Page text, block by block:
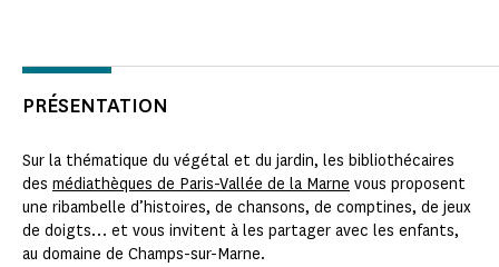
PRÉSENTATION
Sur la thématique du végétal et du jardin, les bibliothécaires
des médiathèques de Paris-Vallée de la Marne vous proposent
une ribambelle d’histoires, de chansons, de comptines, de jeux
de doigts… et vous invitent à les partager avec les enfants,
au domaine de Champs-sur-Marne.